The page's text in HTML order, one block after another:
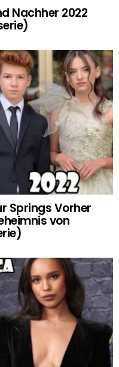
Nachher 2022
Springs Vorher
von